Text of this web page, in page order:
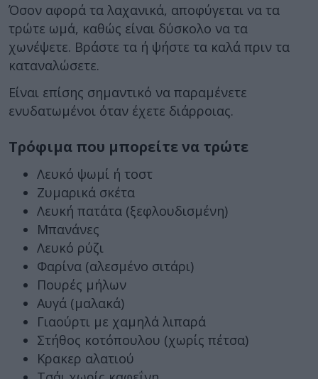
Όσον αφορά τα λαχανικά, αποφύγεται να τα
τρώτε ωμά, καθώς είναι δύσκολο να τα
χωνέψετε. Βράστε τα ή ψήστε τα καλά πριν τα
καταναλώσετε.
Είναι επίσης σημαντικό να παραμένετε
ενυδατωμένοι όταν έχετε διάρροιας.
Τρόφιμα που μπορείτε να τρώτε
Λευκό ψωμί ή τοστ
Ζυμαρικά σκέτα
Λευκή πατάτα (ξεφλουδισμένη)
Μπανάνες
Λευκό ρύζι
Φαρίνα (αλεσμένο σιτάρι)
Πουρές μήλων
Αυγά (μαλακά)
Γιαούρτι με χαμηλά λιπαρά
Στήθος κοτόπουλου (χωρίς πέτσα)
Κρακερ αλατιού